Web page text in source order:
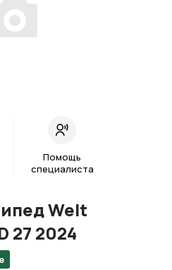
Помощь
специалиста
Welt
27 2024